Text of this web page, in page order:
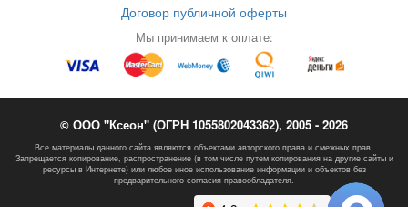
Договор публичной оферты
Мы принимаем к оплате:
© ООО "Ксеон" (ОГРН 1055802043362), 2005 - 2026
Все материалы данного сайта являются объектами авторского права и смежных прав.
Запрещается копирование, распространение (в том числе путем копирования на другие сайты и
ресурсы в Интернете) или любое иное использование информации и объектов без
предварительного согласия правообладателя.